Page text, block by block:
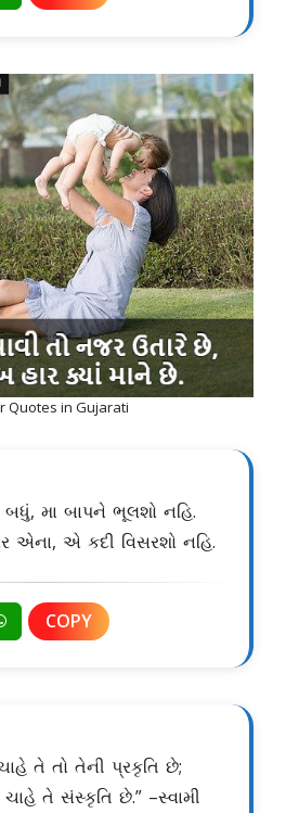
Quotes in Gujarati
મા બાપને ભૂલશો નહિ.
એના, એ કદી વિસરશો નહિ.
COPY
તે તો તેની પ્રકૃતિ છે;
તે સંસ્કૃતિ છે.” –સ્વામી